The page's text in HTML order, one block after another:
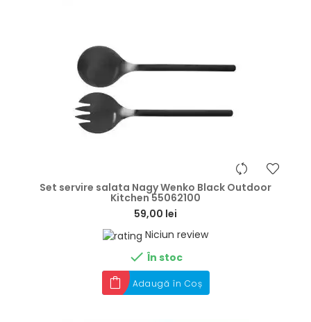
Set servire salata Nagy Wenko Black Outdoor
Kitchen 55062100
59,00 lei
Niciun review
 În stoc
Adaugă în Coș